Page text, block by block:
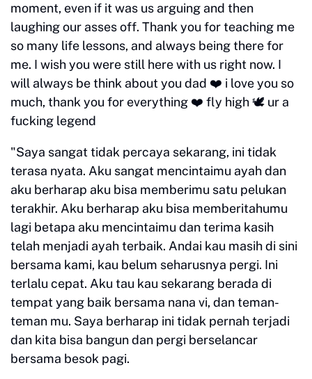
moment, even if it was us arguing and then
laughing our asses off. Thank you for teaching me
so many life lessons, and always being there for
me. I wish you were still here with us right now. I
will always be think about you dad ❤️ i love you so
much, thank you for everything ❤️ fly high 🕊️ ur a
fucking legend
"Saya sangat tidak percaya sekarang, ini tidak
terasa nyata. Aku sangat mencintaimu ayah dan
aku berharap aku bisa memberimu satu pelukan
terakhir. Aku berharap aku bisa memberitahumu
lagi betapa aku mencintaimu dan terima kasih
telah menjadi ayah terbaik. Andai kau masih di sini
bersama kami, kau belum seharusnya pergi. Ini
terlalu cepat. Aku tau kau sekarang berada di
tempat yang baik bersama nana vi, dan teman-
teman mu. Saya berharap ini tidak pernah terjadi
dan kita bisa bangun dan pergi berselancar
bersama besok pagi.